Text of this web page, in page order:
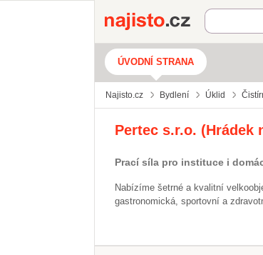
Najisto.cz
ÚVODNÍ STRANA
Najisto.cz Bydlení Úklid
Pertec s.r.o. (Hrádek
Prací síla pro instituce i
Nabízíme šetrné a kvalitní
gastronomická, sportovní a